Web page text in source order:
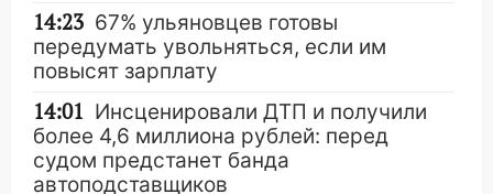
14:23 67% ульяновцев готовы
передумать увольняться, если им
повысят зарплату
14:01 Инсценировали ДТП и получили
более 4,6 миллиона рублей: перед
судом предстанет банда
автоподставщиков